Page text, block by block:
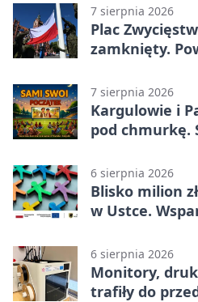
7 sierpnia 2026
Plac
zamknięty.
7 sierpnia 2026
Kargulowie i
pod chmurkę.
6 sierpnia 2026
Blisko milion
w Ustce.
6 sierpnia 2026
Monitory,
trafiły do